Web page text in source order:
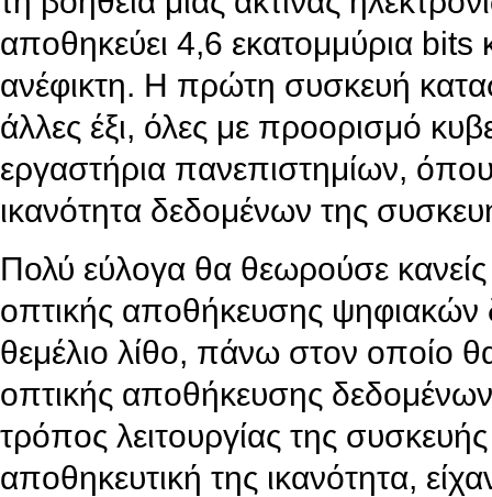
αποθηκεύει 4,6 εκατομμύρια
ανέφικτη. Η πρώτη συσκευή
άλλες έξι, όλες με προορισμό
εργαστήρια πανεπιστημίων,
ικανότητα δεδομένων της
Πολύ εύλογα θα θεωρούσε
οπτικής αποθήκευσης
θεμέλιο λίθο, πάνω στον οποίο
οπτικής αποθήκευσης
τρόπος λειτουργίας της
αποθηκευτική της ικανότητα,